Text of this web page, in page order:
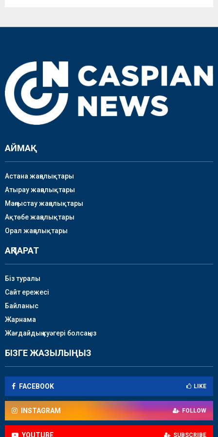
АЙМАҚ
Астана жаңалықтары
Атырау жаңалықтары
Маңғыстау жаңалықтары
Ақтөбе жаңалықтары
Орал жаңалықтары
АҚПАРАТ
Біз туралы
Сайт ережесі
Байланыс
Жарнама
Жағдайдың куәгері болсаңыз
БІЗГЕ ЖАЗЫЛЫҢЫЗ
FACEBOOK LIKE
INSTAGRAM FOLLOW
YOUTUBE SUBSCRIBE